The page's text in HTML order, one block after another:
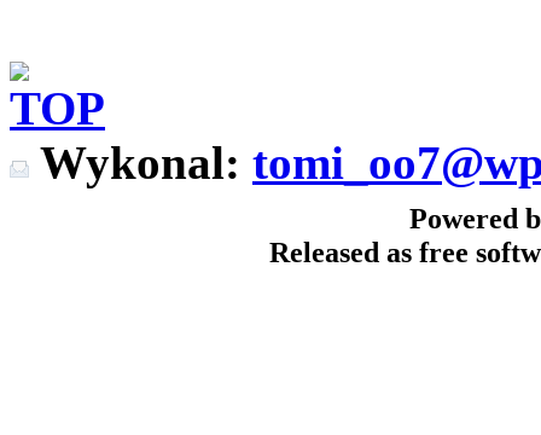
Wykonal:
Powered
Released as free